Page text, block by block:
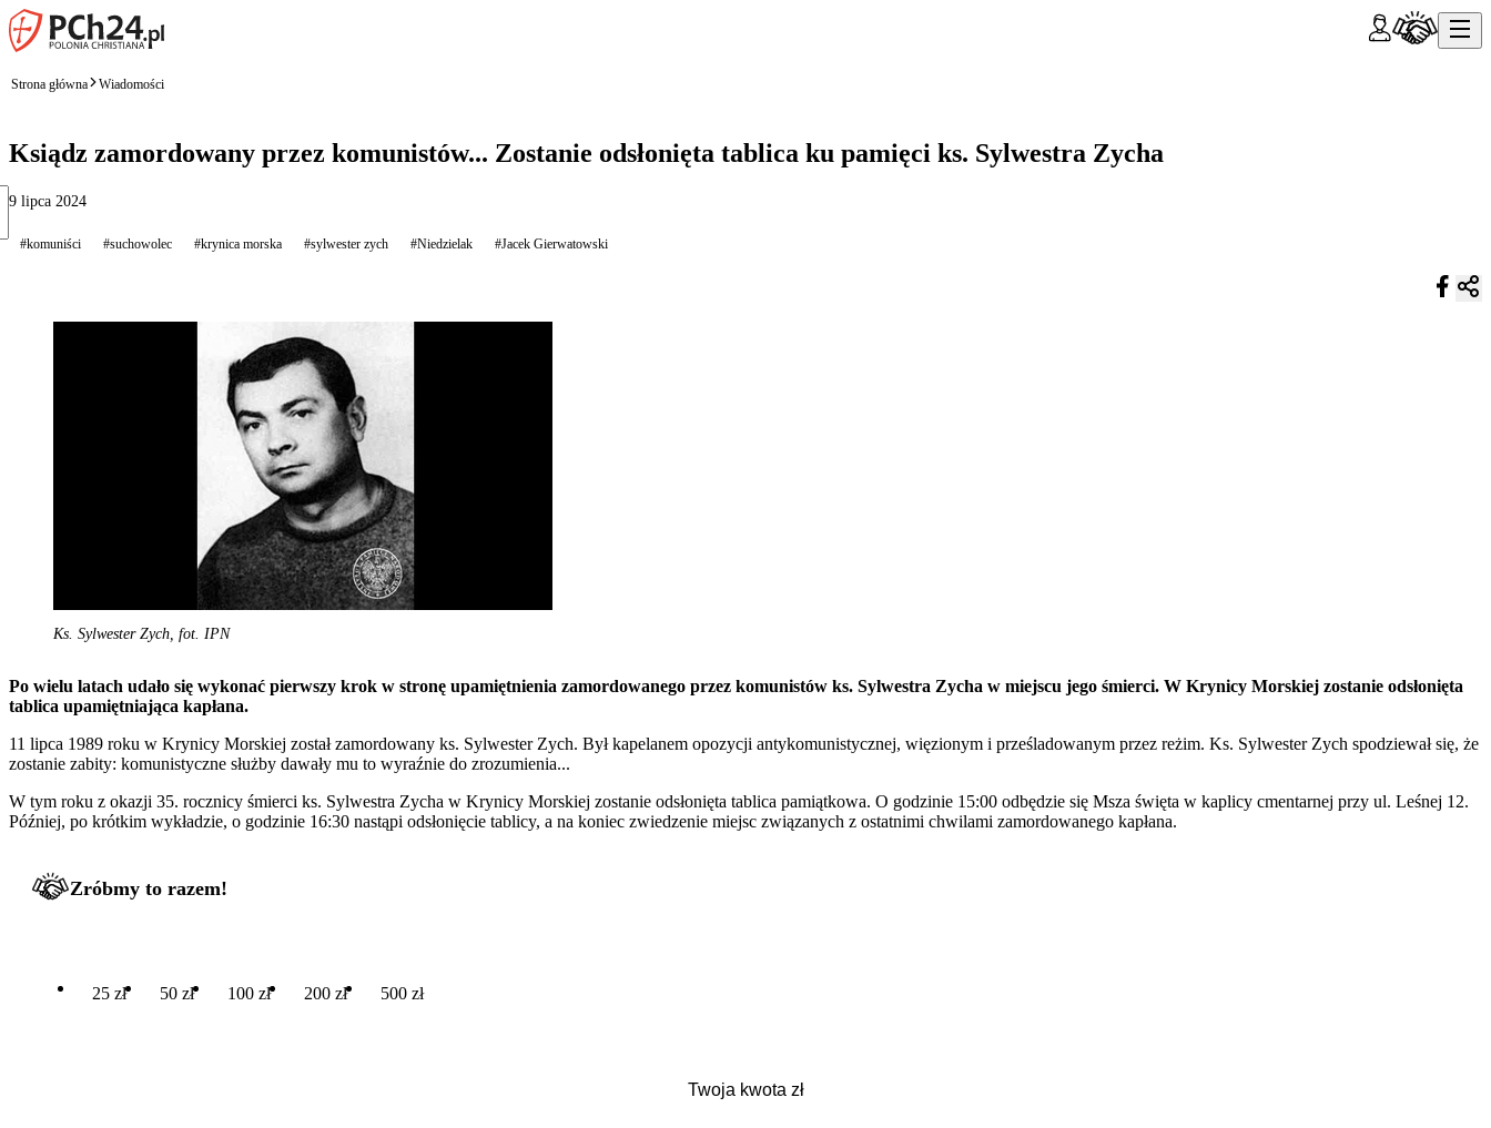
Strona główna Wiadomości
Ksiądz zamordowany przez komunistów... Zostanie odsłonięta tablica ku pamięci ks. Sylwestra Zycha
9 lipca 2024
#komuniści #suchowolec #krynica morska #sylwester zych #Niedzielak #Jacek Gierwatowski
Ks. Sylwester Zych, fot. IPN
Po wielu latach udało się wykonać pierwszy krok w stronę upamiętnienia zamordowanego przez komunistów ks. Sylwestra Zycha w miejscu jego śmierci. W Krynicy Morskiej zostanie odsłonięta
tablica upamiętniająca kapłana.
11 lipca 1989 roku w Krynicy Morskiej został zamordowany ks. Sylwester Zych. Był kapelanem opozycji antykomunistycznej, więzionym i prześladowanym przez reżim. Ks. Sylwester Zych spodziewał się, że
zostanie zabity: komunistyczne służby dawały mu to wyraźnie do zrozumienia...
W tym roku z okazji 35. rocznicy śmierci ks. Sylwestra Zycha w Krynicy Morskiej zostanie odsłonięta tablica pamiątkowa. O godzinie 15:00 odbędzie się Msza święta w kaplicy cmentarnej przy ul. Leśnej 12.
Później, po krótkim wykładzie, o godzinie 16:30 nastąpi odsłonięcie tablicy, a na koniec zwiedzenie miejsc związanych z ostatnimi chwilami zamordowanego kapłana.
Zróbmy to razem!
25 zł 50 zł 100 zł 200 zł 500 zł